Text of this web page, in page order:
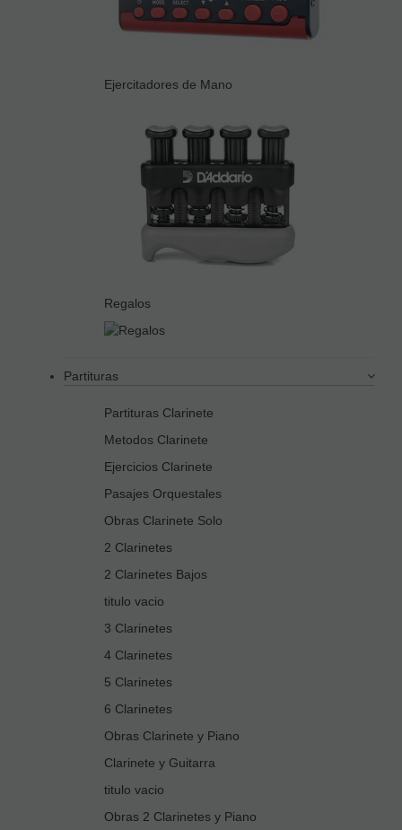
Ejercitadores de Mano
Regalos
Partituras
Partituras Clarinete
Metodos Clarinete
Ejercicios Clarinete
Pasajes Orquestales
Obras Clarinete Solo
2 Clarinetes
2 Clarinetes Bajos
titulo vacio
3 Clarinetes
4 Clarinetes
5 Clarinetes
6 Clarinetes
Obras Clarinete y Piano
Clarinete y Guitarra
titulo vacio
Obras 2 Clarinetes y Piano